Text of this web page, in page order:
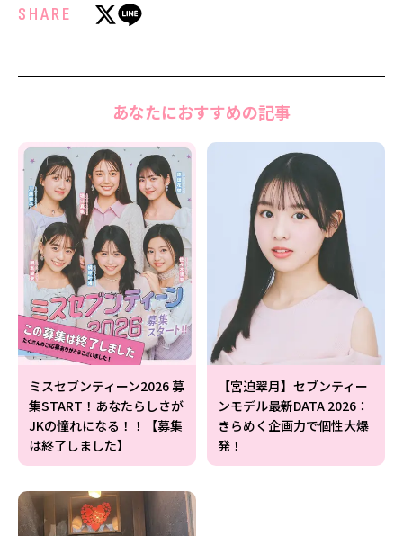
SHARE
あなたにおすすめの記事
ミスセブンティーン2026 募
集START！あなたらしさが
JKの憧れになる！！【募集
は終了しました】
【宮迫翠月】セブンティー
ンモデル最新DATA 2026：
きらめく企画力で個性大爆
発！